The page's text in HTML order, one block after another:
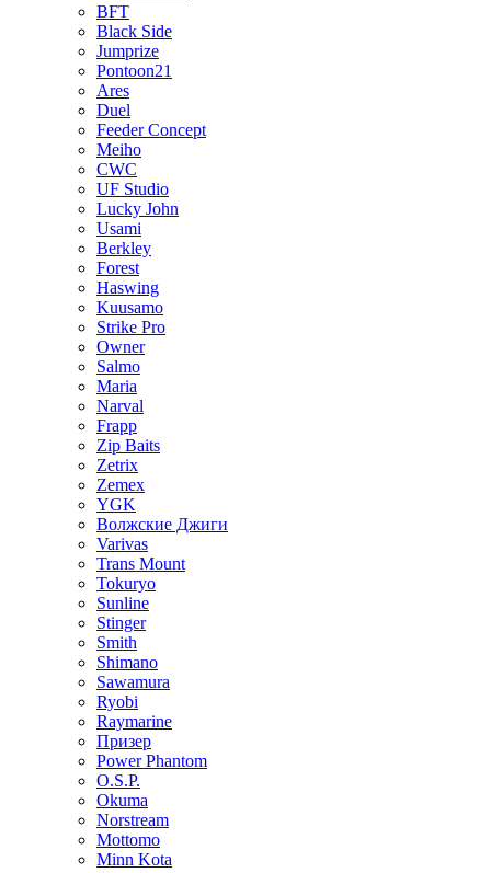
BFT
Black Side
Jumprize
Pontoon21
Ares
Duel
Feeder Concept
Meiho
CWC
UF Studio
Lucky John
Usami
Berkley
Forest
Haswing
Kuusamo
Strike Pro
Owner
Salmo
Maria
Narval
Frapp
Zip Baits
Zetrix
Zemex
YGK
Волжские Джиги
Varivas
Trans Mount
Tokuryo
Sunline
Stinger
Smith
Shimano
Sawamura
Ryobi
Raymarine
Призер
Power Phantom
O.S.P.
Okuma
Norstream
Mottomo
Minn Kota